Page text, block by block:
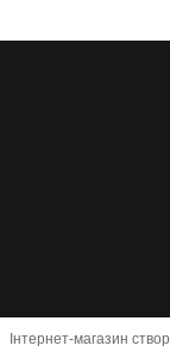
Інтернет-магазин